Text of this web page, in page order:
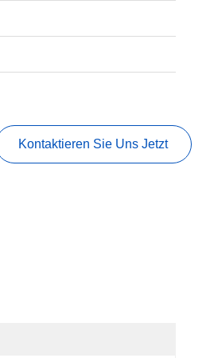
Kontaktieren Sie Uns Jetzt